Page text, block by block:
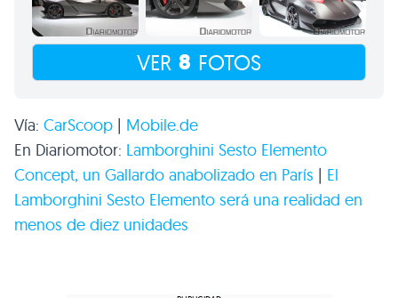
VER 8 FOTOS
Vía: CarScoop | Mobile.de
En Diariomotor: Lamborghini Sesto Elemento
Concept, un Gallardo anabolizado en París | El
Lamborghini Sesto Elemento será una realidad en
menos de diez unidades